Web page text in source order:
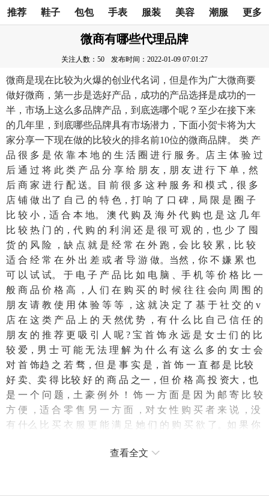
推荐 鞋子 包包 手表 服装 美容 潮服 更多
微商有哪些代理品牌
关注人数：50 发布时间：2022-01-09 07:01:27
微商是现在比较为火爆的创业代名词，但是作为广大微商要
做好微商，第一步是选好产品，成功的产品选择是成功的一
半，市场上这么多品牌产品，到底选哪个呢？至少在接下来
的几年里，到底哪些品牌具有市场潜力，下面小贺卡将为大
家分享一下现在做的比较火的排名前10位的微商品牌。 类 产
品 很 多 是 依 靠 本 地 的 生 活 圈 进 行 服 务。店 主 体 验 过
后 通 过 将 此 类 产 品 分 享 给 朋 友，朋 友 进 行 下 单，然
后 商 家 进 行 配 送。目 前 很 多 这 种 服 务 和 模 式，很 多
店 铺 做 出了 自 己 的 特 色，打 响 了 口 碑，局 限 是 圈 子
比 较 小，适 合 本 地。 澳 代 购 及 海 外 代 购 也 是 这 几 年
比 较 热 门 的，代 购 的 利 润 还 是 很 可 观 的，也 少 了 囤
货 的 风 险 ，缺 点 就 是 经 常 在 外 跑，会 比 较 累，比 较
适 合 经 常 在 外 出 差 或 者 导 游 做。当然，你 不 嫌 累 也
可 以 试 试。 于 电 子 产 品 比 如 电 脑 、手 机 等 价 格 比 一
般 商 品 价 格 高 ，人 们 在 购 买 的 时 候 往 往 会向 周 围 的
朋 友 请 教 使 用 体 验 等 等 ，这 就 决 定 了 基 于 社 交 的 v
店 在 这 类 产 品 上 的 天 然优 势 ，有 什 么 比 自 己 信 任 的
朋 友 的 推 荐 更 吸 引 人 呢 ? 宝 首 饰 永 远 是 女 士 们 的 比
较 爱，男 士 可 能 无 法 理 解 为 什 么 有 这 么 多 的 女 士 会
对 首 饰趋 之 若 骛，但 是 事 实 是，首 饰 一 直 都 是 比较
好 卖、卖 得 比较 好 的 商 品 之一，但 价 格 高 投 资大，也
是 一 个 问 题，土 豪 例 外 ！ 饰 一 方 面 是 因 为 邮 寄 比 较
方 便 ，适 合 零 售 另 一 方 面 ，对 女 性 购 买 者 来 说 ，没
有 什么 比 买 衣 服 更 能 满 足 她 们 的 购 买 欲 了。如 果 你
罪 过 ! 前 各 大 培 训 类 微 商 还 是 很 有 前 景 的，主 要 解
查看全文